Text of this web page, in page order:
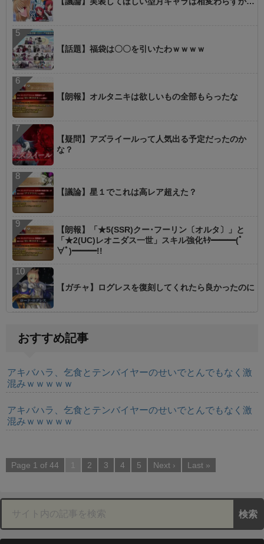
【話題】福袋は〇〇を引いたわｗｗｗｗ
【朗報】オルタニキは欲しいもの全部もらったな
【疑問】アズライールって人気出る予定だったのか
な？
【議論】星１でこれは高レア超えた？
【朗報】「★5(SSR)クー･フーリン〔オルタ〕」と
「★2(UC)レオニダス一世」スキル強化ｷﾀ━━━(ﾟ
∀ﾟ)━━━!!
【ガチャ】ログレスを復刻してくれたら良かったのに
おすすめ記事
アキバハラ、乞食とテンバイヤーのせいでとんでもなく激
混みｗｗｗｗｗ
アキバハラ、乞食とテンバイヤーのせいでとんでもなく激
混みｗｗｗｗｗ
Page 1 of 44 2 3 4 5 Next › Last »